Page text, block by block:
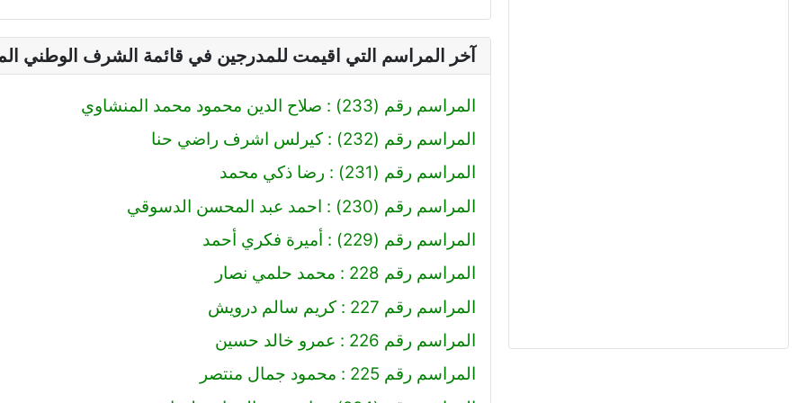
آخر المراسم التي اقيمت للمدرجين في قائمة الشرف الوطني
المراسم رقم (233) : صلاح الدين محمود محمد المنشاوي
المراسم رقم (232) : كيرلس اشرف راضي حنا
المراسم رقم (231) : رضا ذكي محمد
المراسم رقم (230) : احمد عبد المحسن الدسوقي
المراسم رقم (229) : أميرة فكري أحمد
المراسم رقم 228 : محمد حلمي نصار
المراسم رقم 227 : كريم سالم درويش
المراسم رقم 226 : عمرو خالد حسين
المراسم رقم 225 : محمود جمال منتصر